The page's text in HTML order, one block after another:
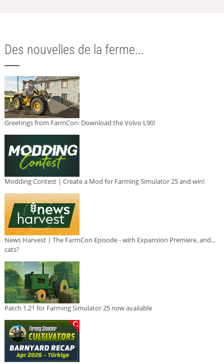
Des nouvelles de la ferme...
Greetings from FarmCon: Download the Volvo L90!
Modding Contest | Create a Mod for Farming Simulator 25 and win!
News Harvest | The FarmCon Episode - with Expansion Premiere, and...
cats?
Patch 1.21 for Farming Simulator 25 now available